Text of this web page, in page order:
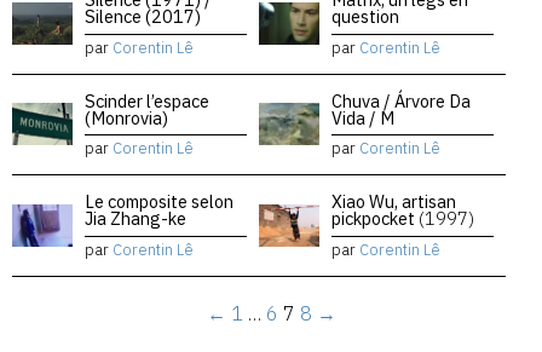
Silence (2017)
par Corentin Lê
question
par Corentin Lê
Scinder l’espace
(Monrovia)
par Corentin Lê
Chuva / Árvore Da
Vida / M
par Corentin Lê
Le composite selon
Jia Zhang-ke
par Corentin Lê
Xiao Wu, artisan
pickpocket (1997)
par Corentin Lê
← 1 … 6 7 8 →